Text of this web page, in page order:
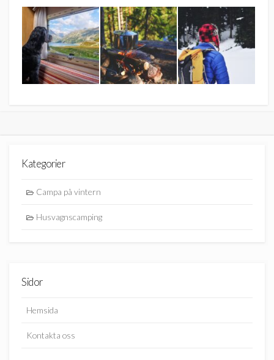
Kategorier
Campa på vintern
Husvagnscamping
Sidor
Hemsida
Kontakta oss